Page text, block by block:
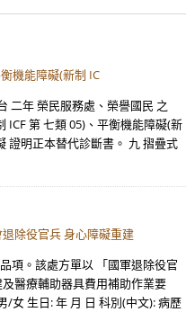
機能障礙(新制 IC
二年 榮民服務處、榮譽國民 之
ICF 第 七類 05)、平衡機能障礙(新
證明正本替代診斷書。 九 摺疊式
除役官兵 身心障礙重建
項。該處方單以 「國軍退除役官
醫療輔助器具費用補助作業要
/女 生日: 年 月 日 科別(中文): 病歷